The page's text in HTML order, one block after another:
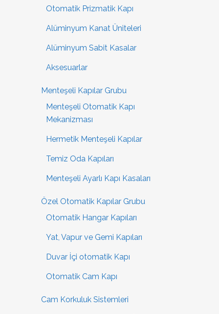
Otomatik Prizmatik Kapı
Alüminyum Kanat Üniteleri
Alüminyum Sabit Kasalar
Aksesuarlar
Menteşeli Kapılar Grubu
Menteşeli Otomatik Kapı
Mekanizması
Hermetik Menteşeli Kapılar
Temiz Oda Kapıları
Menteşeli Ayarlı Kapı Kasaları
Özel Otomatik Kapılar Grubu
Otomatik Hangar Kapıları
Yat, Vapur ve Gemi Kapıları
Duvar İçi otomatik Kapı
Otomatik Cam Kapı
Cam Korkuluk Sistemleri